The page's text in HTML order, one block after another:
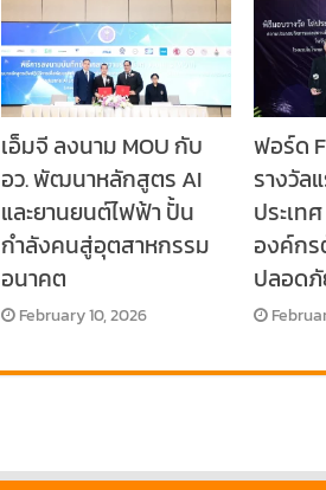
เอ็มจี ลงนาม MOU กับ
อว. พัฒนาหลักสูตร AI
และยานยนต์ไฟฟ้า ปั้น
กำลังคนสู่อุตสาหกรรม
อนาคต
February 10, 2026
ฟอร์ด
รางวัล
ประเท
องค์ก
ปลอด